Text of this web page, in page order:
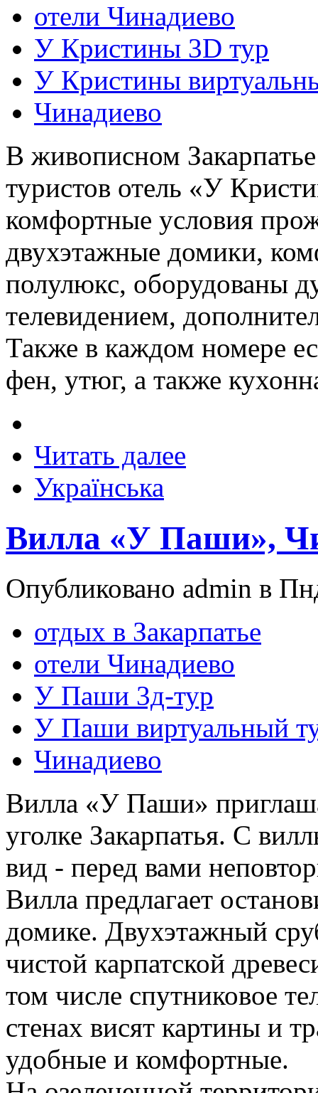
отели Чинадиево
У Кристины 3D тур
У Кристины
Чинадиево
В живописном Закарпатье
туристов отель «У
комфортные условия
двухэтажные домики,
полулюкс, оборудованы
телевидением,
Также в каждом номере
фен, утюг, а также
Читать далее
Українська
Вилла «У Паши»,
Опубликовано admin в
отдых в Закарпатье
отели Чинадиево
У Паши 3д-тур
У Паши виртуальный
Чинадиево
Вилла «У Паши»
уголке Закарпатья. С
вид - перед вами
Вилла предлагает
домике. Двухэтажный
чистой карпатской
том числе спутниковое
стенах висят картины и
удобные и комфортные.